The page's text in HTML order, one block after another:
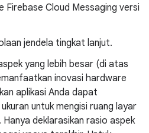
Firebase Cloud Messaging versi
jendela tingkat lanjut.
yang lebih besar (di atas
inovasi hardware
aplikasi Anda dapat
untuk mengisi ruang layar
deklarasikan rasio aspek